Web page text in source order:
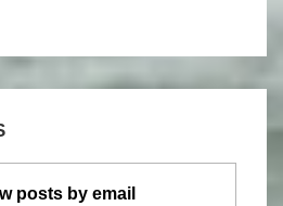
posts by email